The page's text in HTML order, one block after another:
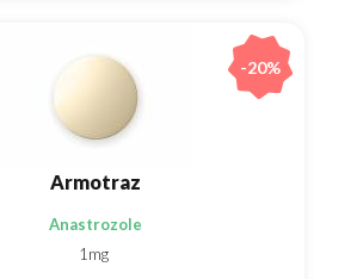
Armotraz
Anastrozole
1mg
-20%